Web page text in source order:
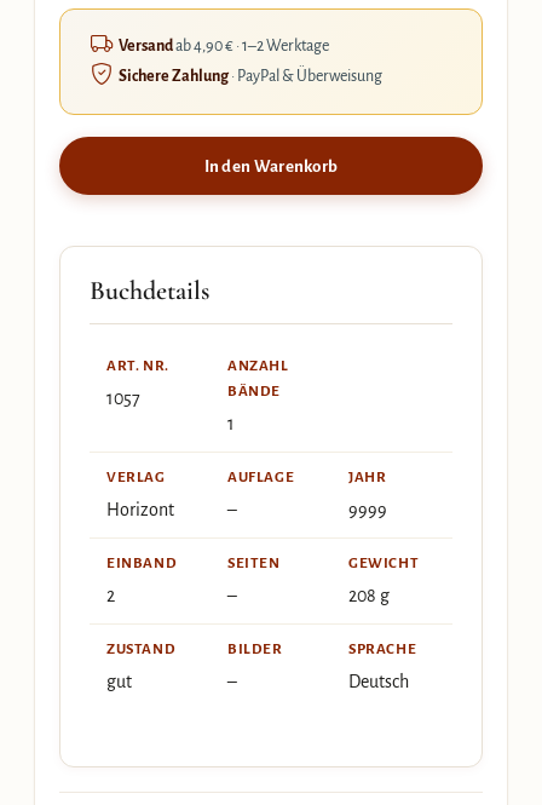
Versandab 4,90 € · 1–2 Werktage
Sichere Zahlung· PayPal & Überweisung
In den Warenkorb
Buchdetails
ART. NR.
1057
ANZAHL
BÄNDE
1
VERLAG
Horizont
AUFLAGE
–
JAHR
9999
EINBAND
2
SEITEN
–
GEWICHT
208 g
ZUSTAND
gut
BILDER
–
SPRACHE
Deutsch